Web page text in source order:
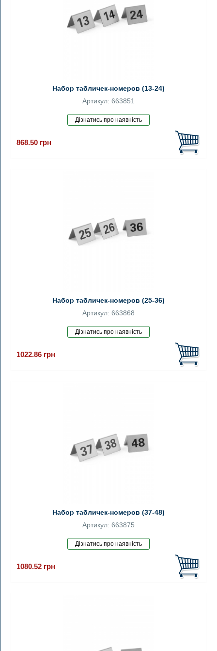
Набор табличек-номеров (13-24)
Артикул: 663851
868.50 грн
Набор табличек-номеров (25-36)
Артикул: 663868
1022.86 грн
Набор табличек-номеров (37-48)
Артикул: 663875
1080.52 грн